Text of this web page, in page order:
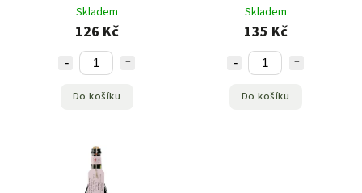
Skladem
126 Kč
Do košíku
Skladem
135 Kč
Do košíku